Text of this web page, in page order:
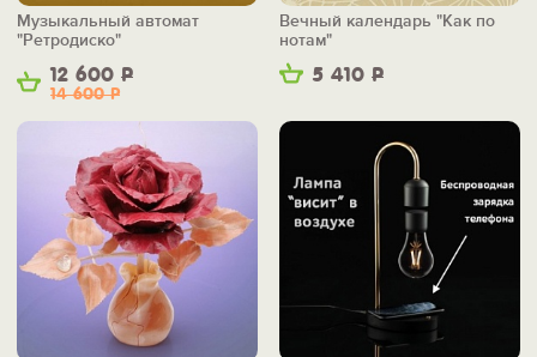
12 600 Р
14 600Р
Музыкальный автомат
"Ретродиско"
5 410 Р
Вечный календарь "Как по
нотам"